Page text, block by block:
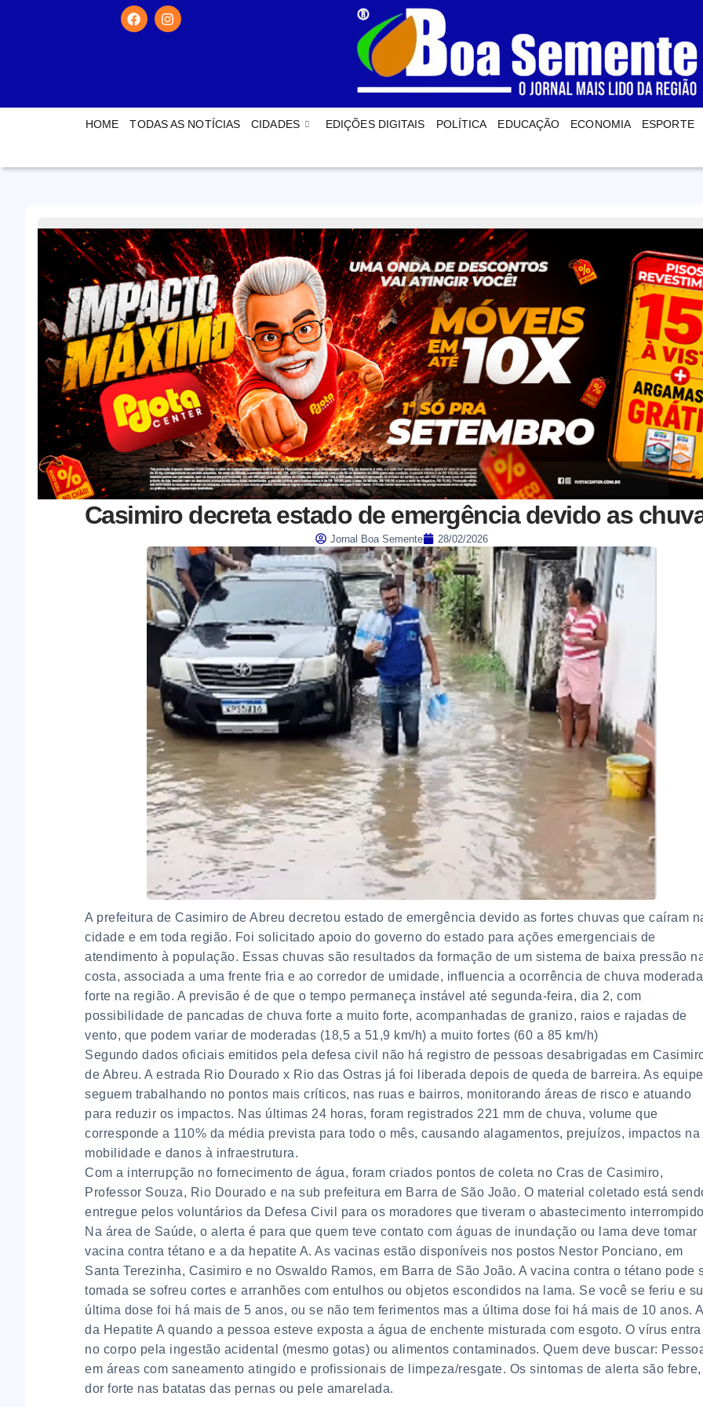
HOME TODAS AS NOTÍCIAS CIDADES EDIÇÕES DIGITAIS POLÍTICA EDUCAÇÃO ECONOMIA ESPORTE
Casimiro decreta estado de emergência devido as
Jornal Boa Semente 28/02/2026
A prefeitura de Casimiro de Abreu decretou estado de emergência devido as fortes chuvas que caíram
cidade e em toda região. Foi solicitado apoio do governo do estado para ações emergenciais de
atendimento à população. Essas chuvas são resultados da formação de um sistema de baixa pressão
costa, associada a uma frente fria e ao corredor de umidade, influencia a ocorrência de chuva
forte na região. A previsão é de que o tempo permaneça instável até segunda-feira, dia 2, com
possibilidade de pancadas de chuva forte a muito forte, acompanhadas de granizo, raios e rajadas de
vento, que podem variar de moderadas (18,5 a 51,9 km/h) a muito fortes (60 a 85 km/h)
Segundo dados oficiais emitidos pela defesa civil não há registro de pessoas desabrigadas em
de Abreu. A estrada Rio Dourado x Rio das Ostras já foi liberada depois de queda de barreira. As
seguem trabalhando no pontos mais críticos, nas ruas e bairros, monitorando áreas de risco e atuando
para reduzir os impactos. Nas últimas 24 horas, foram registrados 221 mm de chuva, volume que
corresponde a 110% da média prevista para todo o mês, causando alagamentos, prejuízos, impactos na
mobilidade e danos à infraestrutura.
Com a interrupção no fornecimento de água, foram criados pontos de coleta no Cras de Casimiro,
Professor Souza, Rio Dourado e na sub prefeitura em Barra de São João. O material coletado está
entregue pelos voluntários da Defesa Civil para os moradores que tiveram o abastecimento
Na área de Saúde, o alerta é para que quem teve contato com águas de inundação ou lama deve tomar
vacina contra tétano e a da hepatite A. As vacinas estão disponíveis nos postos Nestor Ponciano, em
Santa Terezinha, Casimiro e no Oswaldo Ramos, em Barra de São João. A vacina contra o tétano pode
tomada se sofreu cortes e arranhões com entulhos ou objetos escondidos na lama. Se você se feriu e
última dose foi há mais de 5 anos, ou se não tem ferimentos mas a última dose foi há mais de 10 anos. A
da Hepatite A quando a pessoa esteve exposta a água de enchente misturada com esgoto. O vírus entra
no corpo pela ingestão acidental (mesmo gotas) ou alimentos contaminados. Quem deve buscar:
em áreas com saneamento atingido e profissionais de limpeza/resgate. Os sintomas de alerta são febre,
dor forte nas batatas das pernas ou pele amarelada.